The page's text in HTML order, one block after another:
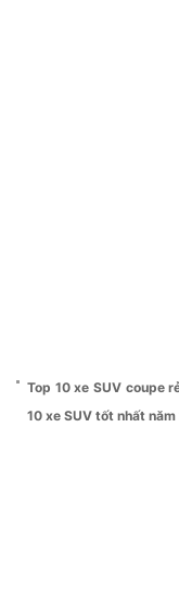
Top 10 xe SUV coupe
10 xe SUV tốt nhất